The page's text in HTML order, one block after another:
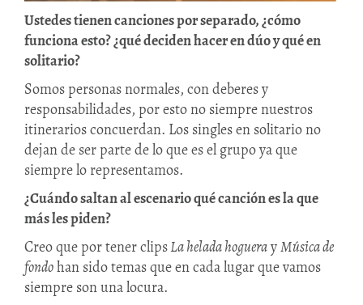
Ustedes tienen canciones por separado, ¿cómo
funciona esto? ¿qué deciden hacer en dúo y qué en
solitario?
Somos personas normales, con deberes y
responsabilidades, por esto no siempre nuestros
itinerarios concuerdan. Los singles en solitario no
dejan de ser parte de lo que es el grupo ya que
siempre lo representamos.
¿Cuándo saltan al escenario qué canción es la que
más les piden?
Creo que por tener clipsLa helada hoguerayMúsica de
fondohan sido temas que en cada lugar que vamos
siempre son una locura.